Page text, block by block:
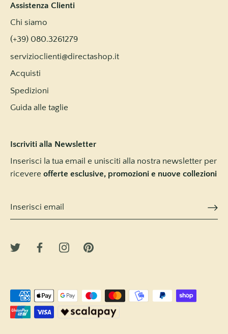
Assistenza Clienti
Chi siamo
(+39) 080.3261279
servizioclienti@directashop.it
Acquisti
Spedizioni
Guida alle taglie
Iscriviti alla Newsletter
Inserisci la tua email e unisciti alla nostra newsletter per
ricevere offerte esclusive, promozioni e nuove collezioni